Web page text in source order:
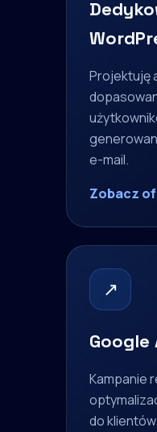
Projektuję
e-mail.
Zobacz
↗
Google
Kampanie
do klientów.